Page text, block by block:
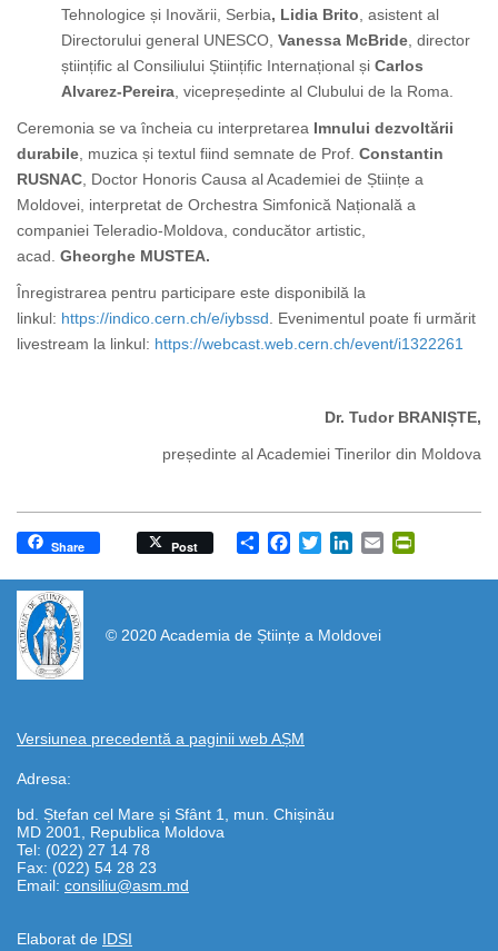
Tehnologice și Inovării, Serbia, Lidia Brito , asistent al
Directorului general UNESCO, Vanessa McBride , director
științific al Consiliului Științific Internațional și Carlos
Alvarez-Pereira , vicepreședinte al Clubului de la Roma.
Ceremonia se va încheia cu interpretarea Imnului dezvoltării
durabile , muzica și textul fiind semnate de Prof. Constantin
RUSNAC , Doctor Honoris Causa al Academiei de Științe a
Moldovei, interpretat de Orchestra Simfonică Națională a
companiei Teleradio-Moldova, conducător artistic,
acad. Gheorghe MUSTEA.
Înregistrarea pentru participare este disponibilă la
linkul: https://indico.cern.ch/e/iybssd . Evenimentul poate fi urmărit
livestream la linkul: https://webcast.web.cern.ch/event/i1322261
Dr. Tudor BRANIȘTE,
președinte al Academiei Tinerilor din Moldova
Share
Share Post Facebook
TwitterLinkedIn
Email
© 2020 Academia de Științe a Moldovei
Versiunea precedentă a paginii web AȘM
Adresa:
bd. Ștefan cel Mare și Sfânt 1, mun. Chișinău
MD 2001, Republica Moldova
Tel: (022) 27 14 78
Fax: (022) 54 28 23
Email: consiliu@asm.md
Elaborat de IDSI
https://propletenie.ru/